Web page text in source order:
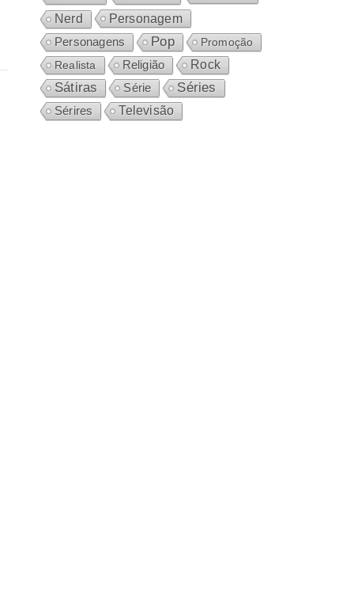
Nerd Personagem
Personagens Pop
Promoção
Realista
Religião Rock
Sátiras Série Séries
Sérires Televisão